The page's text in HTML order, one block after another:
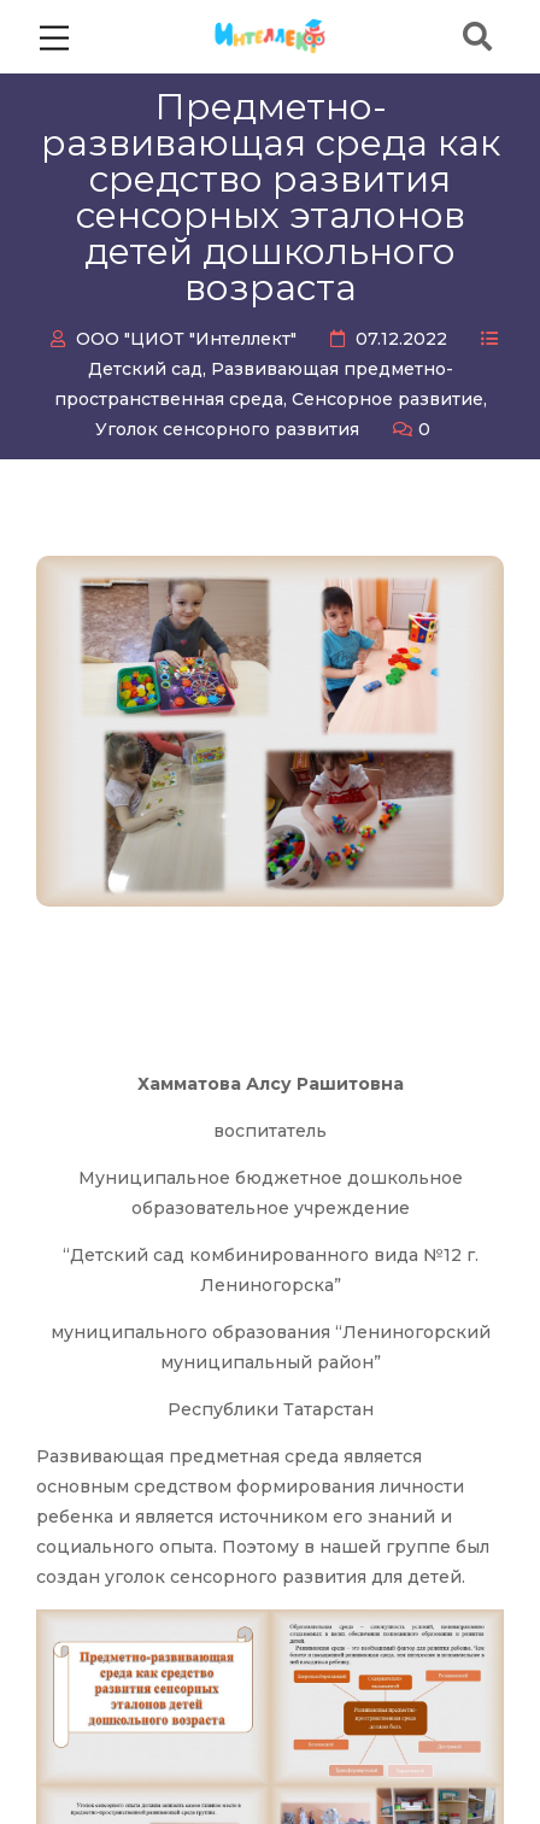
Предметно-
развивающая среда как
средство развития
сенсорных эталонов
детей дошкольного
возраста
ООО "ЦИОТ "Интеллект"
07.12.2022
Детский сад, Развивающая предметно-
пространственная среда, Сенсорное развитие,
Уголок сенсорного развития
0
Хамматова Алсу Рашитовна
воспитатель
Муниципальное бюджетное дошкольное
образовательное учреждение
“Детский сад комбинированного вида №12 г.
Лениногорска”
муниципального образования “Лениногорский
муниципальный район”
Республики Татарстан
Развивающая предметная среда является
основным средством формирования личности
ребенка и является источником его знаний и
социального опыта. Поэтому в нашей группе был
создан уголок сенсорного развития для детей.